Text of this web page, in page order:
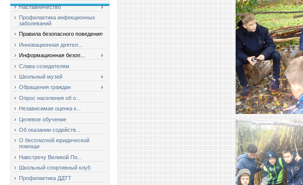
Наставничество
Профилактика инфекционных
заболеваний
Правила безопасного поведения
Инновационная деятел...
Информационная безоп...
Слава созидателям
Школьный музей
Обращения граждан
Опрос населения об о...
Независимая оценка к...
Целевое обучение
Об оказании содейств...
О бесплатной юридической
помощи
Навстречу Великой По...
Школьный спортивный клуб
Профилактика ДДТТ